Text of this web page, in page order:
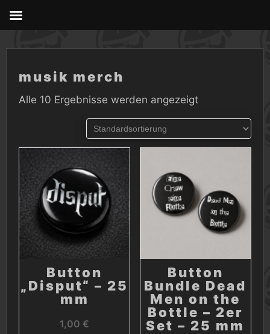
musik merch
Alle 10 Ergebnisse werden angezeigt
Button
„Disput“ – 25
mm
1,00€
Button
Bundle Dead
Men on the
Bottle – 2er
Set – 25 mm